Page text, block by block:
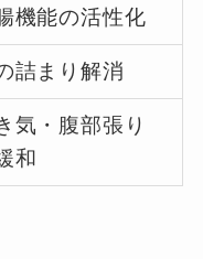
機能の活性化
詰まり解消
気・腹部張り
和